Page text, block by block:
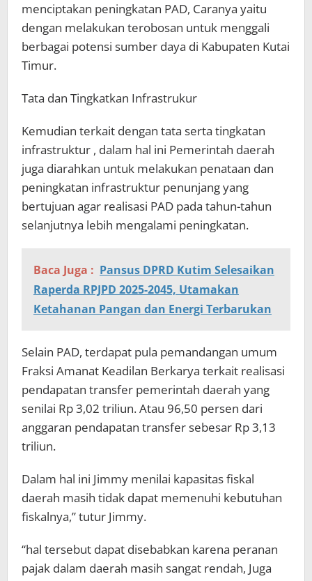
menciptakan peningkatan PAD, Caranya yaitu
dengan melakukan terobosan untuk menggali
berbagai potensi sumber daya di Kabupaten Kutai
Timur.
Tata dan Tingkatkan Infrastrukur
Kemudian terkait dengan tata serta tingkatan
infrastruktur , dalam hal ini Pemerintah daerah
juga diarahkan untuk melakukan penataan dan
peningkatan infrastruktur penunjang yang
bertujuan agar realisasi PAD pada tahun-tahun
selanjutnya lebih mengalami peningkatan.
Baca Juga : Pansus DPRD Kutim Selesaikan
Raperda RPJPD 2025-2045, Utamakan
Ketahanan Pangan dan Energi Terbarukan
Selain PAD, terdapat pula pemandangan umum
Fraksi Amanat Keadilan Berkarya terkait realisasi
pendapatan transfer pemerintah daerah yang
senilai Rp 3,02 triliun. Atau 96,50 persen dari
anggaran pendapatan transfer sebesar Rp 3,13
triliun.
Dalam hal ini Jimmy menilai kapasitas fiskal
daerah masih tidak dapat memenuhi kebutuhan
fiskalnya,” tutur Jimmy.
“hal tersebut dapat disebabkan karena peranan
pajak dalam daerah masih sangat rendah, Juga